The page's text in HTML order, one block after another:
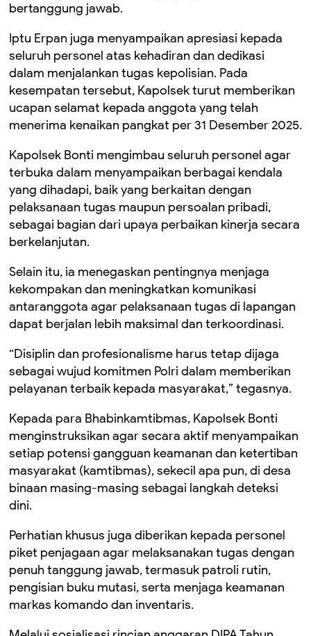
bertanggung jawab.
Iptu Erpan juga menyampaikan apresiasi kepada
seluruh personel atas kehadiran dan dedikasi
dalam menjalankan tugas kepolisian. Pada
kesempatan tersebut, Kapolsek turut memberikan
ucapan selamat kepada anggota yang telah
menerima kenaikan pangkat per 31 Desember 2025.
Kapolsek Bonti mengimbau seluruh personel agar
terbuka dalam menyampaikan berbagai kendala
yang dihadapi, baik yang berkaitan dengan
pelaksanaan tugas maupun persoalan pribadi,
sebagai bagian dari upaya perbaikan kinerja secara
berkelanjutan.
Selain itu, ia menegaskan pentingnya menjaga
kekompakan dan meningkatkan komunikasi
antaranggota agar pelaksanaan tugas di lapangan
dapat berjalan lebih maksimal dan terkoordinasi.
“Disiplin dan profesionalisme harus tetap dijaga
sebagai wujud komitmen Polri dalam memberikan
pelayanan terbaik kepada masyarakat,” tegasnya.
Kepada para Bhabinkamtibmas, Kapolsek Bonti
menginstruksikan agar secara aktif menyampaikan
setiap potensi gangguan keamanan dan ketertiban
masyarakat (kamtibmas), sekecil apa pun, di desa
binaan masing-masing sebagai langkah deteksi
dini.
Perhatian khusus juga diberikan kepada personel
piket penjagaan agar melaksanakan tugas dengan
penuh tanggung jawab, termasuk patroli rutin,
pengisian buku mutasi, serta menjaga keamanan
markas komando dan inventaris.